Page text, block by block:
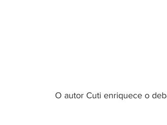
O autor Cuti enriquece o